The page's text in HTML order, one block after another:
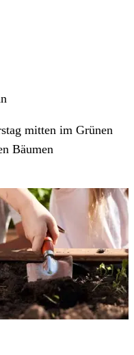
mitten im Grünen
Bäumen